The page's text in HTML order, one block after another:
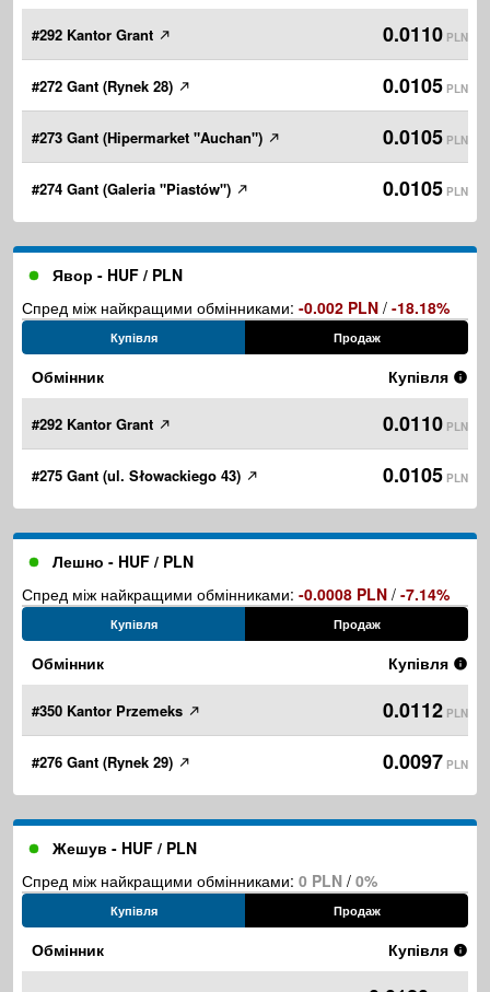
#292 Kantor Grant 0.0110 PLN
#272 Gant (Rynek 28) 0.0105 PLN
#273 Gant (Hipermarket "Auchan") 0.0105 PLN
#274 Gant (Galeria "Piastów") 0.0105 PLN
Явор - HUF / PLN
Спред між найкращими обмінниками: -0.002 PLN / -18.18%
Купівля Продаж
Обмінник Купівля
#292 Kantor Grant 0.0110 PLN
#275 Gant (ul. Słowackiego 43) 0.0105 PLN
Лешно - HUF / PLN
Спред між найкращими обмінниками: -0.0008 PLN / -7.14%
Купівля Продаж
Обмінник Купівля
#350 Kantor Przemeks 0.0112 PLN
#276 Gant (Rynek 29) 0.0097 PLN
Жешув - HUF / PLN
Спред між найкращими обмінниками: 0 PLN / 0%
Купівля Продаж
Обмінник Купівля